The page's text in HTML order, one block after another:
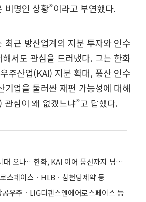
비명인 상황”이라고 부연했다.
최근 방산업계의 지분 투자와 인수
서도 관심을 드러냈다. 그는 한화
주산업(KAI) 지분 확대, 풍산 인수
기업을 둘러싼 재편 가능성에 대해
관심이 왜 없겠느냐”고 답했다.
K-방산도 ‘빅딜’ 시대 오나…한화, KAI 이어 풍산까지 넘본다
스페이스ㆍHLBㆍ삼천당제약 등
우주ㆍLIG디펜스앤에어로스페이스 등